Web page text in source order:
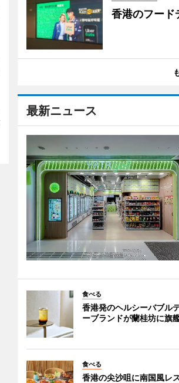
香港のフー
最新ニュース
食べる
香港発のヘルシーバブル
ーブランドが蘭桂坊に旗
食べる
香港の尖沙咀に南国風レ